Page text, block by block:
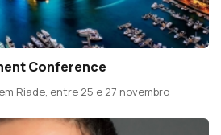
Conference
Riade, entre 25 e 27 novembro